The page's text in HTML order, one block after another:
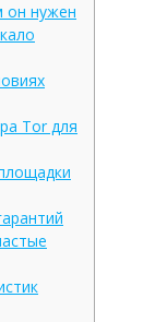
он нужен
Tor для